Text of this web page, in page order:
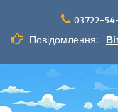
вмісту
03722-
Повідомлення: